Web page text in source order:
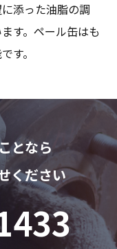
添った油脂の調
す。ペール缶はも
す。
となら
ください